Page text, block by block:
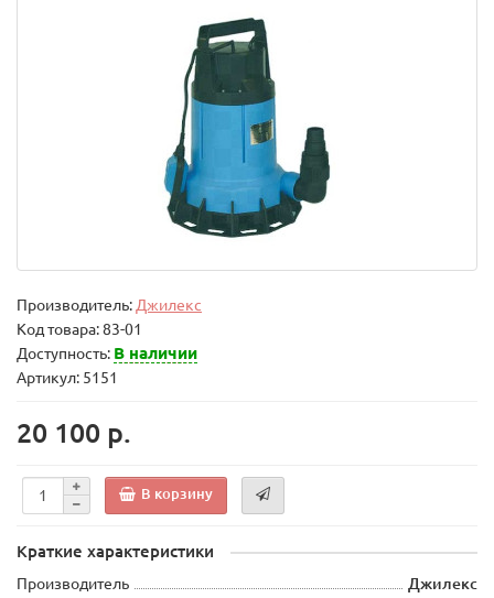
Производитель: Джилекс
Код товара:83-01
Доступность: В наличии
Артикул: 5151
20 100 р.
В корзину
Краткие характеристики
Производитель
Джилекс